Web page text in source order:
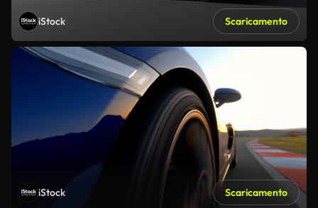
iStock Scaricamento
iStock Scaricamento